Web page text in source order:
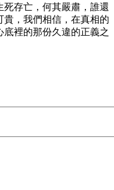
存亡，何其嚴肅，誰還
，我們相信，在真相的
裡的那份久違的正義之